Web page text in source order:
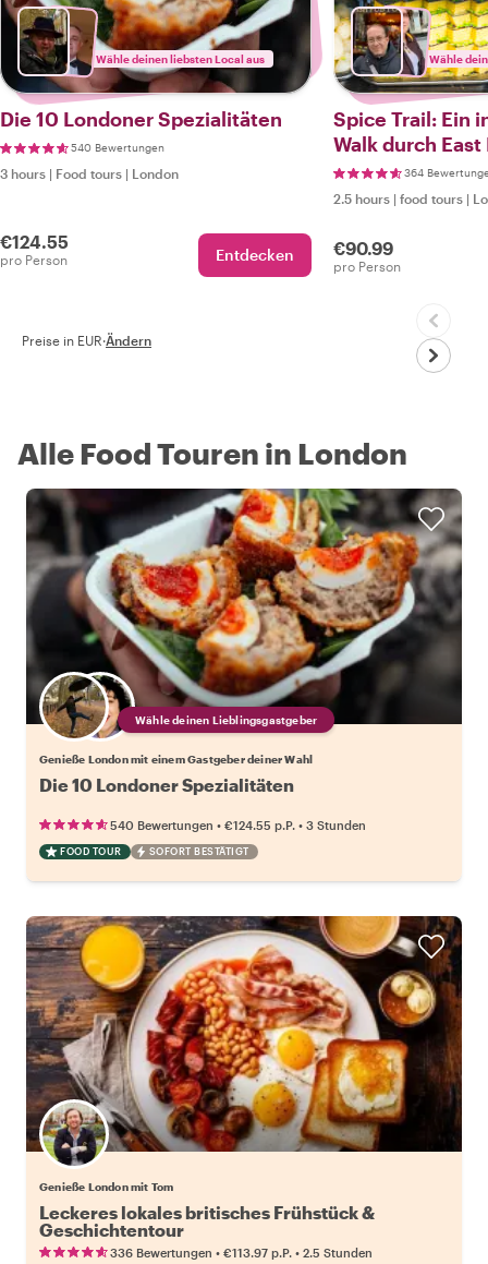
Wähle deinen liebsten Local aus
Die 10 Londoner Spezialitäten
540 Bewertungen
3 hours | Food tours | London
€124.55
pro Person Entdecken
Wähle
Spice Trail: Ein
Walk durch
364
2.5 hours | food tours |
€90.99
pro Person
Preise in EUR·Ändern
Alle Food Touren in London
Wähle deinen Lieblingsgastgeber
Genieße London mit einem Gastgeber deiner Wahl
Die 10 Londoner Spezialitäten
540 Bewertungen • €124.55 p.P. • 3 Stunden
FOOD TOUR SOFORT BESTÄTIGT
Genieße London mit Tom
Leckeres lokales britisches Frühstück &
Geschichtentour
336 Bewertungen • €113.97 p.P. • 2.5 Stunden